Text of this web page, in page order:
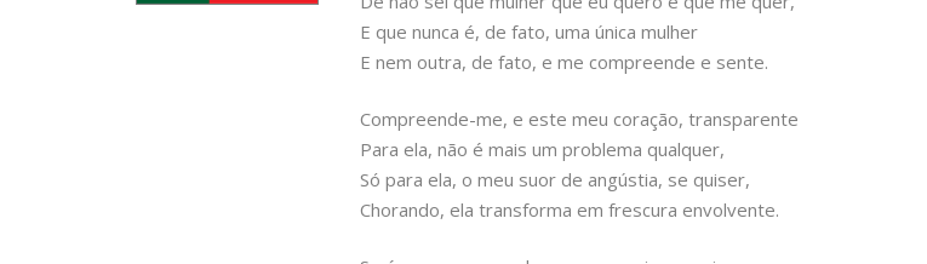
E que nunca é, de fato, uma única mulher
E nem outra, de fato, e me compreende e sente.
Compreende-me, e este meu coração, transparente
Para ela, não é mais um problema qualquer,
Só para ela, o meu suor de angústia, se quiser,
Chorando, ela transforma em frescura envolvente.